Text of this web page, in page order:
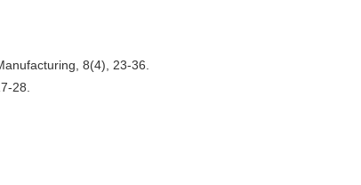
8(4), 23-36.
28.